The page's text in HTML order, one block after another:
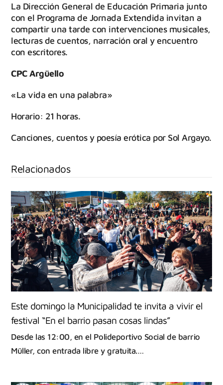
La Dirección General de Educación Primaria junto
con el Programa de Jornada Extendida invitan a
compartir una tarde con intervenciones musicales,
lecturas de cuentos, narración oral y encuentro
con escritores.
CPC Argüello
«La vida en una palabra»
Horario: 21 horas.
Canciones, cuentos y poesía erótica por Sol Argayo.
Relacionados
Este domingo la Municipalidad te invita a vivir el
festival “En el barrio pasan cosas lindas”
Desde las 12:00, en el Polideportivo Social de barrio
Müller, con entrada libre y gratuita.…